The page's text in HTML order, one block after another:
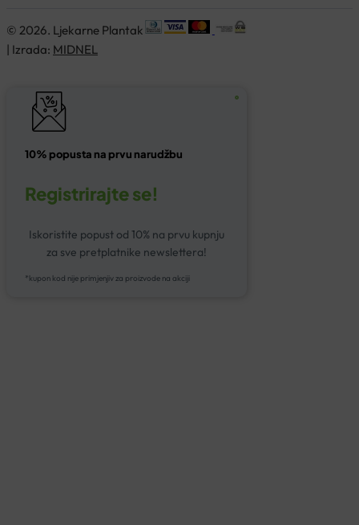
© 2026. Ljekarne Plantak
| Izrada: MIDNEL
10% popusta na prvu narudžbu
Registrirajte se!
Iskoristite popust od 10% na prvu kupnju
za sve pretplatnike newslettera!
*kupon kod nije primjenjiv za proizvode na akciji